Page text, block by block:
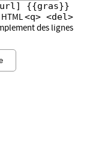
{{gras}}
<q> <del>
des lignes